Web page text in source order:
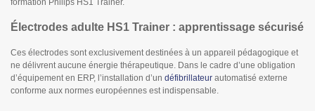
formation Philips HS1 Trainer.
Électrodes adulte HS1 Trainer : apprentissage sécurisé
Ces électrodes sont exclusivement destinées à un appareil pédagogique et
ne délivrent aucune énergie thérapeutique. Dans le cadre d’une obligation
d’équipement en ERP, l’installation d’un défibrillateur automatisé externe
conforme aux normes européennes est indispensable.